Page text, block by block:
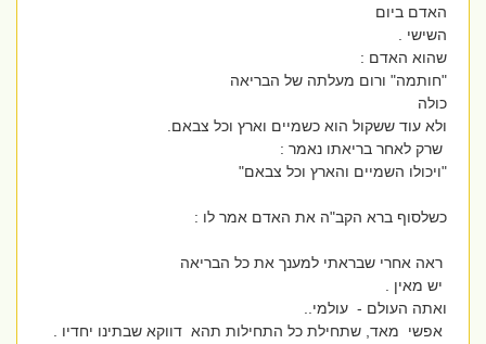
האדם ביום
השישי .
שהוא האדם :
"חותמה" ורום מעלתה של הבריאה
כולה
ולא עוד ששקול הוא כשמיים וארץ וכל צבאם.
שרק לאחר בריאתו נאמר :
"ויכולו השמיים והארץ וכל צבאם"
כשלסוף ברא הקב"ה את האדם אמר לו :
ראה אחרי שבראתי למענך את כל הבריאה
יש מאין .
ואתה העולם - עולמי..
אפשי מאד, שתחילת כל התחילות תהא דווקא שבתינו יחדיו .